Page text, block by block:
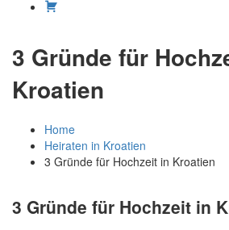
3 Gründe für
Kroatien
Home
Heiraten in Kroatien
3 Gründe für Hochzeit in Kroatien
3 Gründe für Hochzeit in